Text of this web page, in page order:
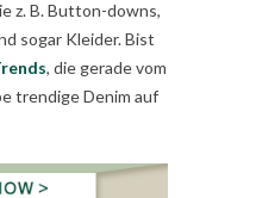
z. B. Button-downs,
sogar Kleider. Bist
, die gerade vom
trendige Denim auf